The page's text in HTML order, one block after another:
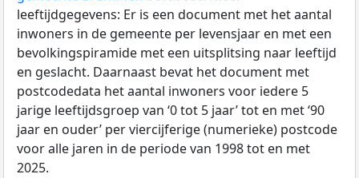
leeftijdgegevens: Er is een document met het aantal
inwoners in de gemeente per levensjaar en met een
bevolkingspiramide met een uitsplitsing naar leeftijd
en geslacht. Daarnaast bevat het document met
postcodedata het aantal inwoners voor iedere 5
jarige leeftijdsgroep van ‘0 tot 5 jaar’ tot en met ‘90
jaar en ouder’ per viercijferige (numerieke) postcode
voor alle jaren in de periode van 1998 tot en met
2025.